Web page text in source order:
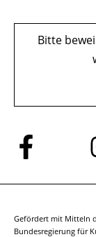
Bitte
Folge
uns
auf
Gefördert mit Mitteln
Bundesregierung für